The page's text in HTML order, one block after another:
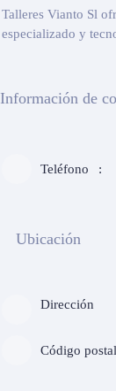
Talleres Vianto Sl
especializado y
Información de
Teléfono
Ubicación
Dirección
Código postal